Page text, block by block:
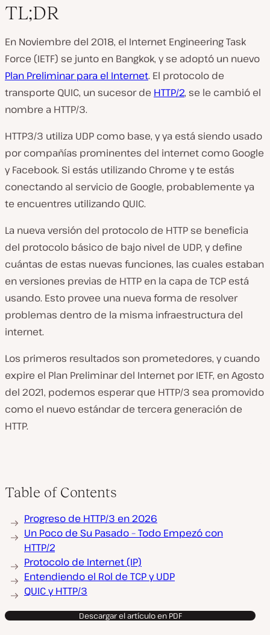
TL;DR
En Noviembre del 2018, el Internet Engineering Task
Force (IETF) se junto en Bangkok, y se adoptó un nuevo
Plan Preliminar para el Internet. El protocolo de
transporte QUIC, un sucesor de HTTP/2, se le cambió el
nombre a HTTP/3.
HTTP3/3 utiliza UDP como base, y ya está siendo usado
por compañías prominentes del internet como Google
y Facebook. Si estás utilizando Chrome y te estás
conectando al servicio de Google, probablemente ya
te encuentres utilizando QUIC.
La nueva versión del protocolo de HTTP se beneficia
del protocolo básico de bajo nivel de UDP, y define
cuántas de estas nuevas funciones, las cuales estaban
en versiones previas de HTTP en la capa de TCP está
usando. Esto provee una nueva forma de resolver
problemas dentro de la misma infraestructura del
internet.
Los primeros resultados son prometedores, y cuando
expire el Plan Preliminar del Internet por IETF, en Agosto
del 2021, podemos esperar que HTTP/3 sea promovido
como el nuevo estándar de tercera generación de
HTTP.
Table of Contents
Progreso de HTTP/3 en 2026
Un Poco de Su Pasado – Todo Empezó con
HTTP/2
Protocolo de Internet (IP)
Entendiendo el Rol de TCP y UDP
QUIC y HTTP/3
Descargar el artículo en PDF